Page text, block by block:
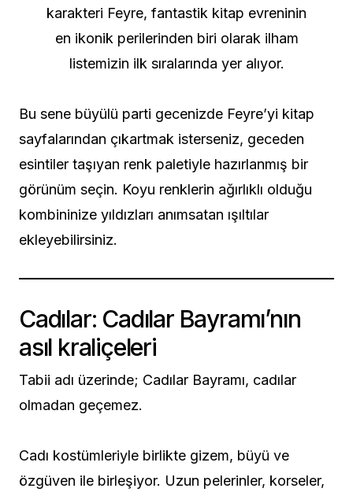
karakteri Feyre, fantastik kitap evreninin
en ikonik perilerinden biri olarak ilham
listemizin ilk sıralarında yer alıyor.
Bu sene büyülü parti gecenizde Feyre’yi kitap
sayfalarından çıkartmak isterseniz, geceden
esintiler taşıyan renk paletiyle hazırlanmış bir
görünüm seçin. Koyu renklerin ağırlıklı olduğu
kombininize yıldızları anımsatan ışıltılar
ekleyebilirsiniz.
Cadılar: Cadılar Bayramı’nın
asıl kraliçeleri
Tabii adı üzerinde; Cadılar Bayramı, cadılar
olmadan geçemez.
Cadı kostümleriyle birlikte gizem, büyü ve
özgüven ile birleşiyor. Uzun pelerinler, korseler,